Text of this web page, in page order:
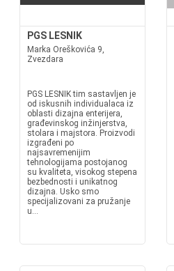
PGS LESNIK
Marka Oreškovića 9,
Zvezdara
PGS LESNIK tim sastavljen je
od iskusnih individualaca iz
oblasti dizajna enterijera,
građevinskog inžinjerstva,
stolara i majstora. Proizvodi
izgrađeni po
najsavremenijim
tehnologijama postojanog
su kvaliteta, visokog stepena
bezbednosti i unikatnog
dizajna. Usko smo
specijalizovani za pružanje
u...